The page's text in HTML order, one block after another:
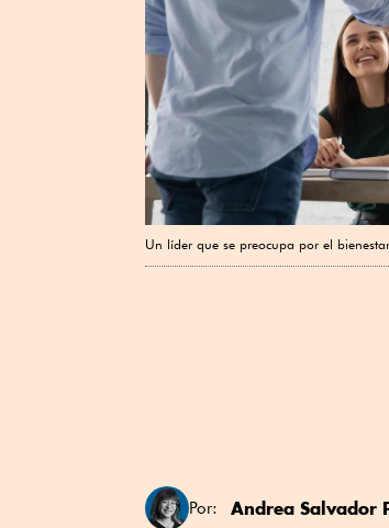
Un líder que se preocupa por el
Por: Andrea Salvador